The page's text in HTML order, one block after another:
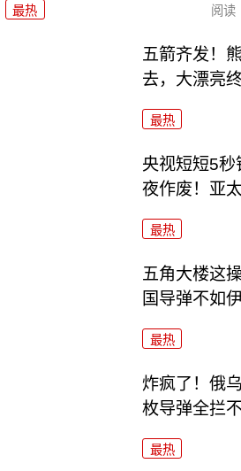
最热 阅读
五箭齐发！
去，大漂亮
最热
央视短短5
夜作废！亚
最热
五角大楼这
国导弹不如伊
最热
炸疯了！俄
枚导弹全拦
最热